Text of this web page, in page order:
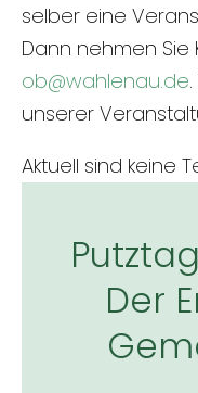
selber eine
Dann nehmen Sie
ob@wahlenau.de
unserer
Aktuell sind keine
Der